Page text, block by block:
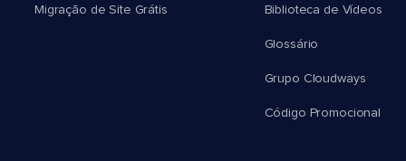
Migração de Site Grátis Biblioteca de Vídeos
Glossário
Grupo Cloudways
Código Promocional